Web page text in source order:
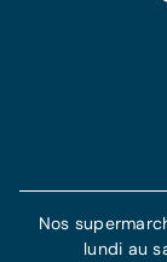
Nos
lundi au